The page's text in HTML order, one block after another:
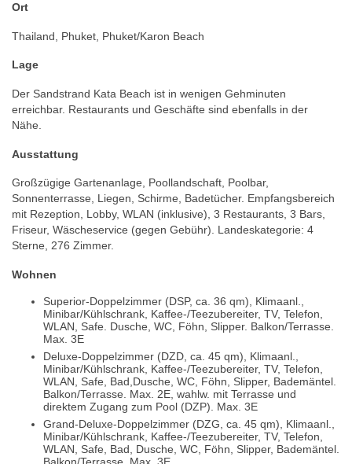
Ort
Thailand, Phuket, Phuket/Karon Beach
Lage
Der Sandstrand Kata Beach ist in wenigen Gehminuten
erreichbar. Restaurants und Geschäfte sind ebenfalls in der
Nähe.
Ausstattung
Großzügige Gartenanlage, Poollandschaft, Poolbar,
Sonnenterrasse, Liegen, Schirme, Badetücher. Empfangsbereich
mit Rezeption, Lobby, WLAN (inklusive), 3 Restaurants, 3 Bars,
Friseur, Wäscheservice (gegen Gebühr). Landeskategorie: 4
Sterne, 276 Zimmer.
Wohnen
Superior-Doppelzimmer (DSP, ca. 36 qm), Klimaanl.,
Minibar/Kühlschrank, Kaffee-/Teezubereiter, TV, Telefon,
WLAN, Safe. Dusche, WC, Föhn, Slipper. Balkon/Terrasse.
Max. 3E
Deluxe-Doppelzimmer (DZD, ca. 45 qm), Klimaanl.,
Minibar/Kühlschrank, Kaffee-/Teezubereiter, TV, Telefon,
WLAN, Safe, Bad,Dusche, WC, Föhn, Slipper, Bademäntel.
Balkon/Terrasse. Max. 2E, wahlw. mit Terrasse und
direktem Zugang zum Pool (DZP). Max. 3E
Grand-Deluxe-Doppelzimmer (DZG, ca. 45 qm), Klimaanl.,
Minibar/Kühlschrank, Kaffee-/Teezubereiter, TV, Telefon,
WLAN, Safe, Bad, Dusche, WC, Föhn, Slipper, Bademäntel.